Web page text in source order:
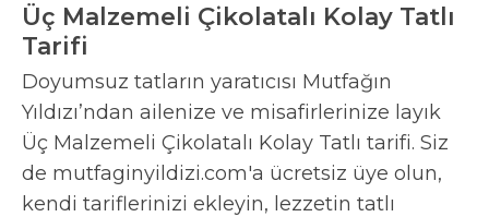
Üç Malzemeli Çikolatalı Kolay Tatlı
Tarifi
Doyumsuz tatların yaratıcısı Mutfağın
Yıldızı’ndan ailenize ve misafirlerinize layık
Üç Malzemeli Çikolatalı Kolay Tatlı tarifi. Siz
de mutfaginyildizi.com'a ücretsiz üye olun,
kendi tariflerinizi ekleyin, lezzetin tatlı